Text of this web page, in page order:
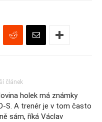
článek
holek má známky
S. A trenér je v tom často
sám, říká Václav